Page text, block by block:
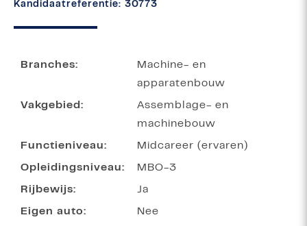
Kandidaatreferentie: 30773
Branches:
Machine- en
apparatenbouw
Vakgebied:
Assemblage- en
machinebouw
Functieniveau: Midcareer (ervaren)
Opleidingsniveau: MBO-3
Rijbewijs: Ja
Eigen auto: Nee